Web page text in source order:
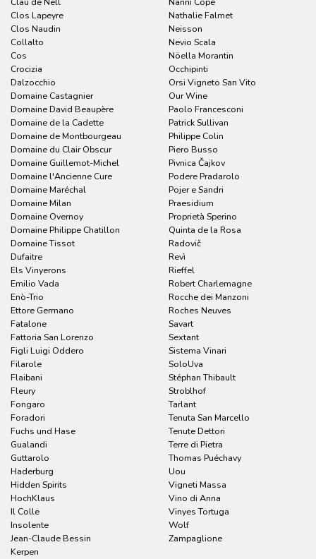
Clos Lapeyre
Clos Naudin
Collalto
Cos
Crocizia
Dalzocchio
Domaine Castagnier
Domaine David Beaupère
Domaine de la Cadette
Domaine de Montbourgeau
Domaine du Clair Obscur
Domaine Guillemot-Michel
Domaine l'Ancienne Cure
Domaine Maréchal
Domaine Milan
Domaine Overnoy
Domaine Philippe Chatillon
Domaine Tissot
Dufaitre
Els Vinyerons
Emilio Vada
Enò-Trio
Ettore Germano
Fatalone
Fattoria San Lorenzo
Figli Luigi Oddero
Filarole
Flaibani
Fleury
Fongaro
Foradori
Fuchs und Hase
Gualandi
Guttarolo
Haderburg
Hidden Spirits
HochKlaus
Il Colle
Insolente
Jean-Claude Bessin
Kerpen
Nathalie Falmet
Neisson
Nevio Scala
Nöella Morantin
Occhipinti
Orsi Vigneto San Vito
Our Wine
Paolo Francesconi
Patrick Sullivan
Philippe Colin
Piero Busso
Pivnica Čajkov
Podere Pradarolo
Pojer e Sandri
Praesidium
Proprietà Sperino
Quinta de la Rosa
Radovič
Revì
Rieffel
Robert Charlemagne
Rocche dei Manzoni
Roches Neuves
Savart
Sextant
Sistema Vinari
SoloUva
Stéphan Thibault
Stroblhof
Tarlant
Tenuta San Marcello
Tenute Dettori
Terre di Pietra
Thomas Puéchavy
Uou
Vigneti Massa
Vino di Anna
Vinyes Tortuga
Wolf
Zampaglione